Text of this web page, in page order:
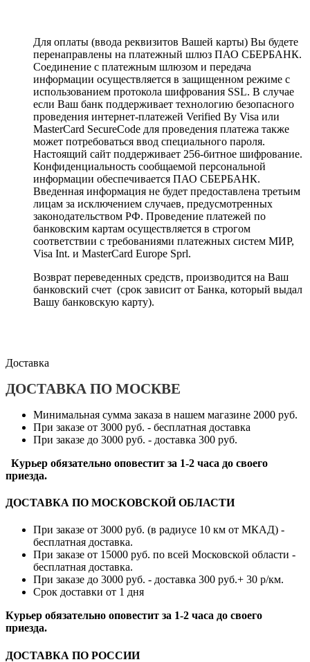
Для оплаты (ввода реквизитов Вашей карты) Вы будете
перенаправлены на платежный шлюз ПАО СБЕРБАНК.
Соединение с платежным шлюзом и передача
информации осуществляется в защищенном режиме с
использованием протокола шифрования SSL. В случае
если Ваш банк поддерживает технологию безопасного
проведения интернет-платежей Verified By Visa или
MasterCard SecureCode для проведения платежа также
может потребоваться ввод специального пароля.
Настоящий сайт поддерживает 256-битное шифрование.
Конфиденциальность сообщаемой персональной
информации обеспечивается ПАО СБЕРБАНК.
Введенная информация не будет предоставлена третьим
лицам за исключением случаев, предусмотренных
законодательством РФ. Проведение платежей по
банковским картам осуществляется в строгом
соответствии с требованиями платежных систем МИР,
Visa Int. и MasterCard Europe Sprl.
Возврат переведенных средств, производится на Ваш
банковский счет (срок зависит от Банка, который выдал
Вашу банковскую карту).
Доставка
ДОСТАВКА ПО МОСКВЕ
Минимальная сумма заказа в нашем магазине 2000 руб.
При заказе от 3000 руб. - бесплатная доставка
При заказе до 3000 руб. - доставка 300 руб.
Курьер обязательно оповестит за 1-2 часа до своего
приезда.
ДОСТАВКА ПО МОСКОВСКОЙ ОБЛАСТИ
При заказе от 3000 руб. (в радиусе 10 км от МКАД) -
бесплатная доставка.
При заказе от 15000 руб. по всей Московской области -
бесплатная доставка.
При заказе до 3000 руб. - доставка 300 руб.+ 30 р/км.
Срок доставки от 1 дня
Курьер обязательно оповестит за 1-2 часа до своего
приезда.
ДОСТАВКА ПО РОССИИ